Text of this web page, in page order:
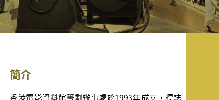
簡介
香港電影資料館籌劃辦事處於1993年成立，標誌